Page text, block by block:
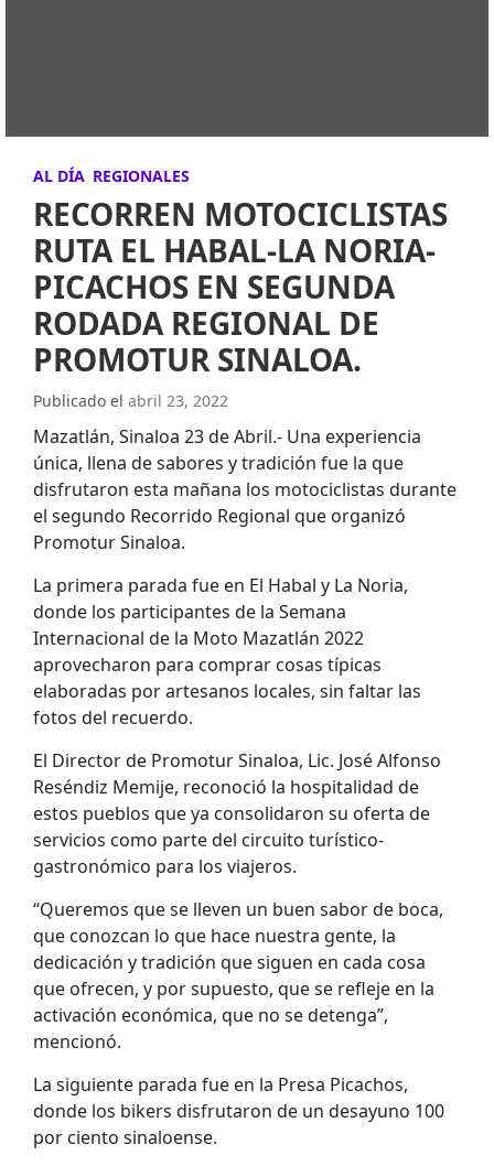
AL DÍA REGIONALES
RECORREN MOTOCICLISTAS
RUTA EL HABAL-LA NORIA-
PICACHOS EN SEGUNDA
RODADA REGIONAL DE
PROMOTUR SINALOA.
Publicado el abril 23, 2022
Mazatlán, Sinaloa 23 de Abril.- Una experiencia
única, llena de sabores y tradición fue la que
disfrutaron esta mañana los motociclistas durante
el segundo Recorrido Regional que organizó
Promotur Sinaloa.
La primera parada fue en El Habal y La Noria,
donde los participantes de la Semana
Internacional de la Moto Mazatlán 2022
aprovecharon para comprar cosas típicas
elaboradas por artesanos locales, sin faltar las
fotos del recuerdo.
El Director de Promotur Sinaloa, Lic. José Alfonso
Reséndiz Memije, reconoció la hospitalidad de
estos pueblos que ya consolidaron su oferta de
servicios como parte del circuito turístico-
gastronómico para los viajeros.
“Queremos que se lleven un buen sabor de boca,
que conozcan lo que hace nuestra gente, la
dedicación y tradición que siguen en cada cosa
que ofrecen, y por supuesto, que se refleje en la
activación económica, que no se detenga”,
mencionó.
La siguiente parada fue en la Presa Picachos,
donde los bikers disfrutaron de un desayuno 100
por ciento sinaloense.